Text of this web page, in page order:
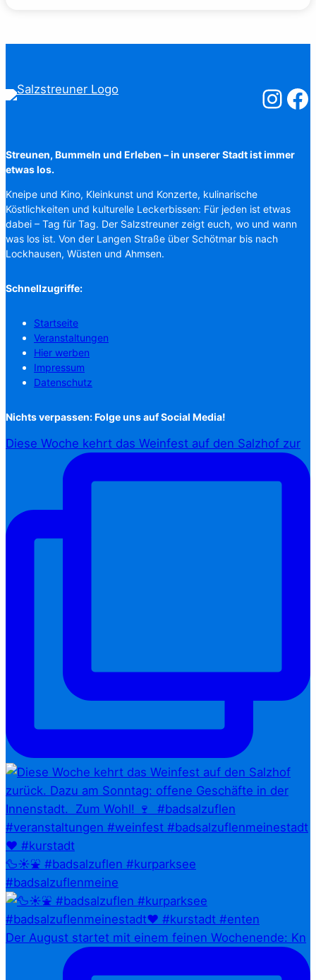
Streunen, Bummeln und Erleben – in unserer Stadt ist immer
etwas los.
Kneipe und Kino, Kleinkunst und Konzerte, kulinarische
Köstlichkeiten und kulturelle Leckerbissen: Für jeden ist etwas
dabei – Tag für Tag. Der Salzstreuner zeigt euch, wo und wann
was los ist. Von der Langen Straße über Schötmar bis nach
Lockhausen, Wüsten und Ahmsen.
Schnellzugriffe:
Startseite
Veranstaltungen
Hier werben
Impressum
Datenschutz
Nichts verpassen: Folge uns auf Social Media!
Diese Woche kehrt das Weinfest auf den Salzhof zur
🦆☀️⛲ #badsalzuflen #kurparksee
#badsalzuflenmeine
Der August startet mit einem feinen Wochenende: Kn